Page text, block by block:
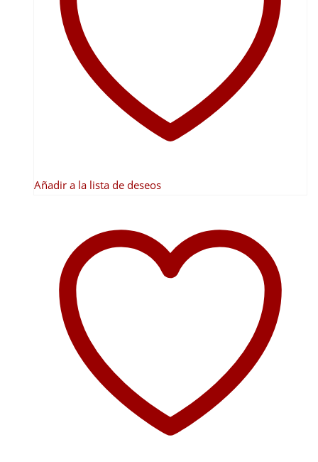
la
página
Añadir a la lista de deseos